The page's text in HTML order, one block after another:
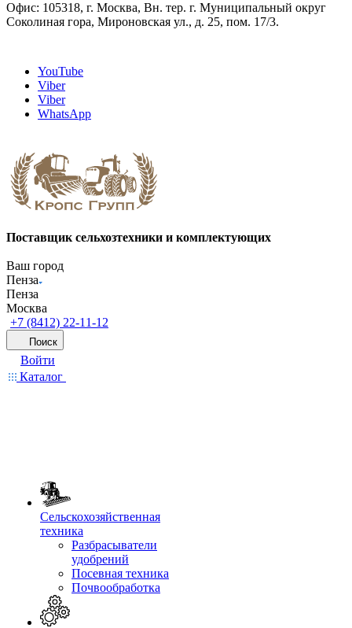
Офис: 105318, г. Москва, Вн. тер. г. Муниципальный округ
Соколиная гора, Мироновская ул., д. 25, пом. 17/3.
YouTube
Viber
Viber
WhatsApp
Поставщик сельхозтехники и комплектующих
Ваш город
Пенза
Пенза
Москва
+7 (8412) 22-11-12
Поиск
Войти
Каталог
Сельскохозяйственная
техника
Разбрасыватели
удобрений
Посевная техника
Почвообработка